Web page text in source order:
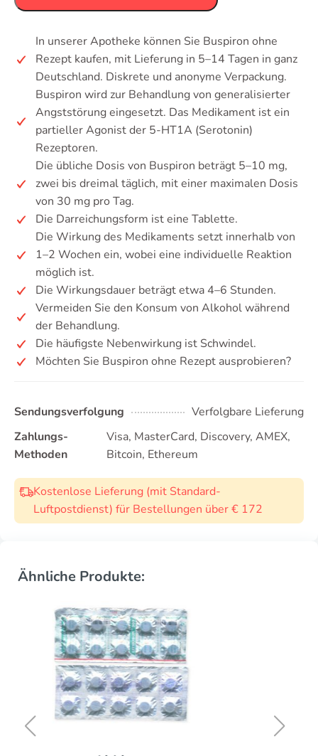
In unserer Apotheke können Sie Buspiron ohne
Rezept kaufen, mit Lieferung in 5–14 Tagen in ganz
Deutschland. Diskrete und anonyme Verpackung.
Buspiron wird zur Behandlung von generalisierter
Angststörung eingesetzt. Das Medikament ist ein
partieller Agonist der 5-HT1A (Serotonin)
Rezeptoren.
Die übliche Dosis von Buspiron beträgt 5–10 mg,
zwei bis dreimal täglich, mit einer maximalen Dosis
von 30 mg pro Tag.
Die Darreichungsform ist eine Tablette.
Die Wirkung des Medikaments setzt innerhalb von
1–2 Wochen ein, wobei eine individuelle Reaktion
möglich ist.
Die Wirkungsdauer beträgt etwa 4–6 Stunden.
Vermeiden Sie den Konsum von Alkohol während
der Behandlung.
Die häufigste Nebenwirkung ist Schwindel.
Möchten Sie Buspiron ohne Rezept ausprobieren?
Sendungsverfolgung
Verfolgbare Lieferung
Zahlungs-
Methoden
Visa, MasterCard, Discovery, AMEX,
Bitcoin, Ethereum
Kostenlose Lieferung (mit Standard-
Luftpostdienst) für Bestellungen über € 172
Ähnliche Produkte:
Stemetil